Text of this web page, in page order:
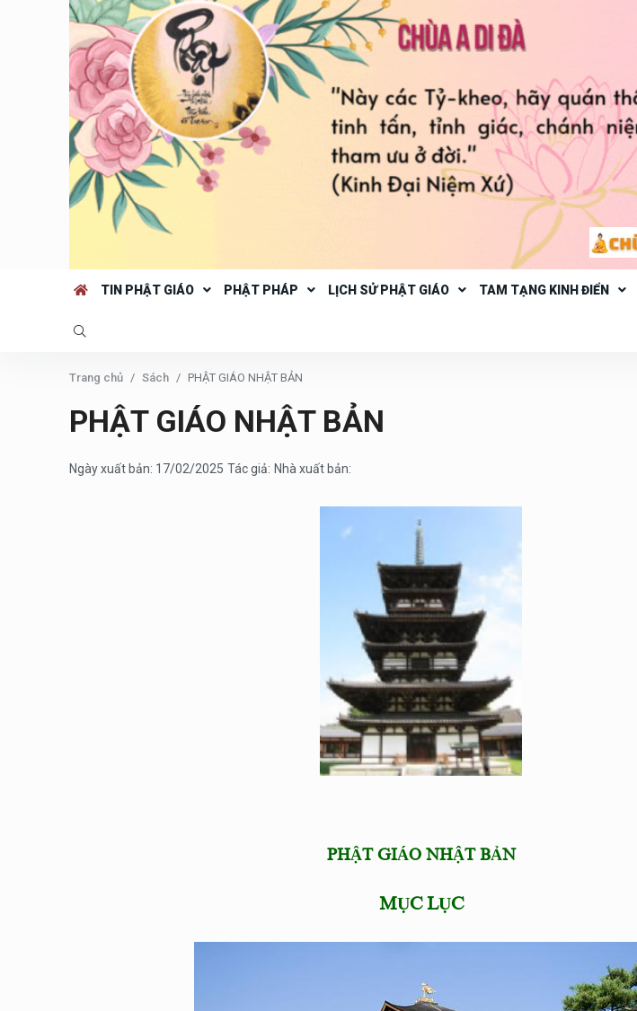
TIN PHẬT GIÁO PHẬT PHÁP LỊCH SỬ PHẬT GIÁO TAM TẠNG KINH ĐIỂN
Trang chủ Sách PHẬT GIÁO NHẬT BẢN
PHẬT GIÁO NHẬT BẢN
Ngày xuất bản: 17/02/2025 Tác giả: Nhà xuất bản:
PHẬT GIÁO NHẬT BẢN
MỤC LỤC